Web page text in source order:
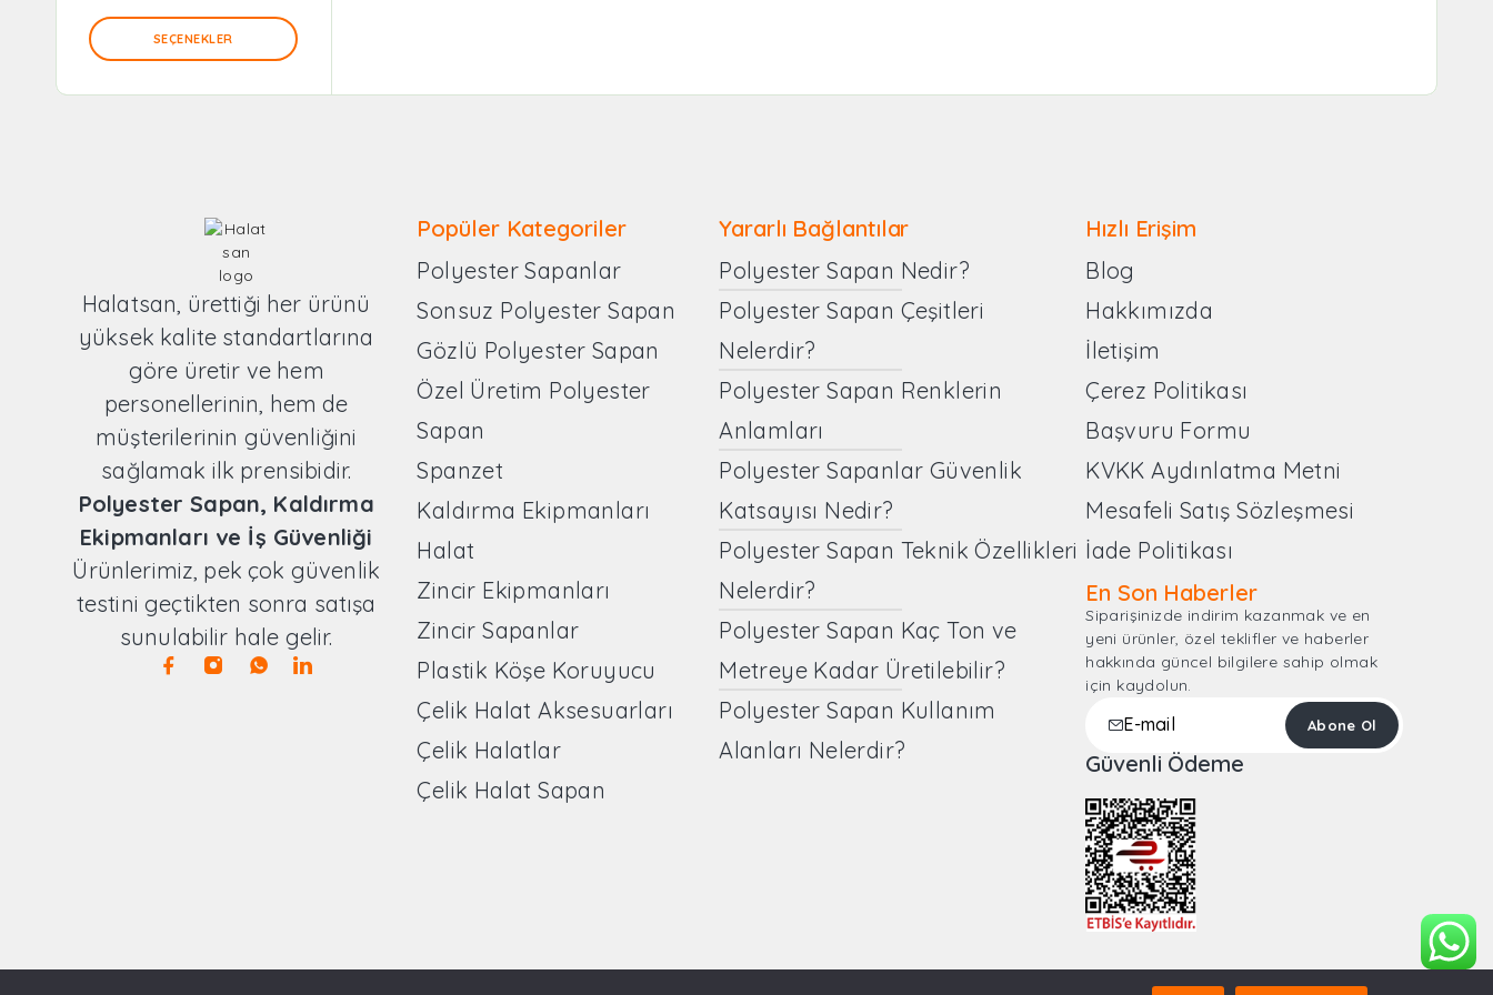
SEÇENEKLER
Halatsan, ürettiği her ürünü
yüksek kalite standartlarına
göre üretir ve hem
personellerinin, hem de
müşterilerinin güvenliğini
sağlamak ilk prensibidir.
Polyester Sapan, Kaldırma
Ekipmanları ve İş Güvenliği
Ürünlerimiz, pek çok güvenlik
testini geçtikten sonra satışa
sunulabilir hale gelir.
Popüler Kategoriler
Polyester Sapanlar
Sonsuz Polyester Sapan
Gözlü Polyester Sapan
Özel Üretim Polyester
Sapan
Spanzet
Kaldırma Ekipmanları
Halat
Zincir Ekipmanları
Zincir Sapanlar
Plastik Köşe Koruyucu
Çelik Halat Aksesuarları
Çelik Halatlar
Çelik Halat Sapan
Yararlı Bağlantılar
Polyester Sapan Nedir?
Polyester Sapan Çeşitleri
Nelerdir?
Polyester Sapan Renklerin
Anlamları
Polyester Sapanlar Güvenlik
Katsayısı Nedir?
Polyester Sapan Teknik Özellikleri
Nelerdir?
Polyester Sapan Kaç Ton ve
Metreye Kadar Üretilebilir?
Polyester Sapan Kullanım
Alanları Nelerdir?
Hızlı Erişim
Blog
Hakkımızda
İletişim
Çerez Politikası
Başvuru Formu
KVKK Aydınlatma Metni
Mesafeli Satış Sözleşmesi
İade Politikası
En Son Haberler
Siparişinizde indirim kazanmak ve en
yeni ürünler, özel teklifler ve haberler
hakkında güncel bilgilere sahip olmak
için kaydolun.
Güvenli Ödeme